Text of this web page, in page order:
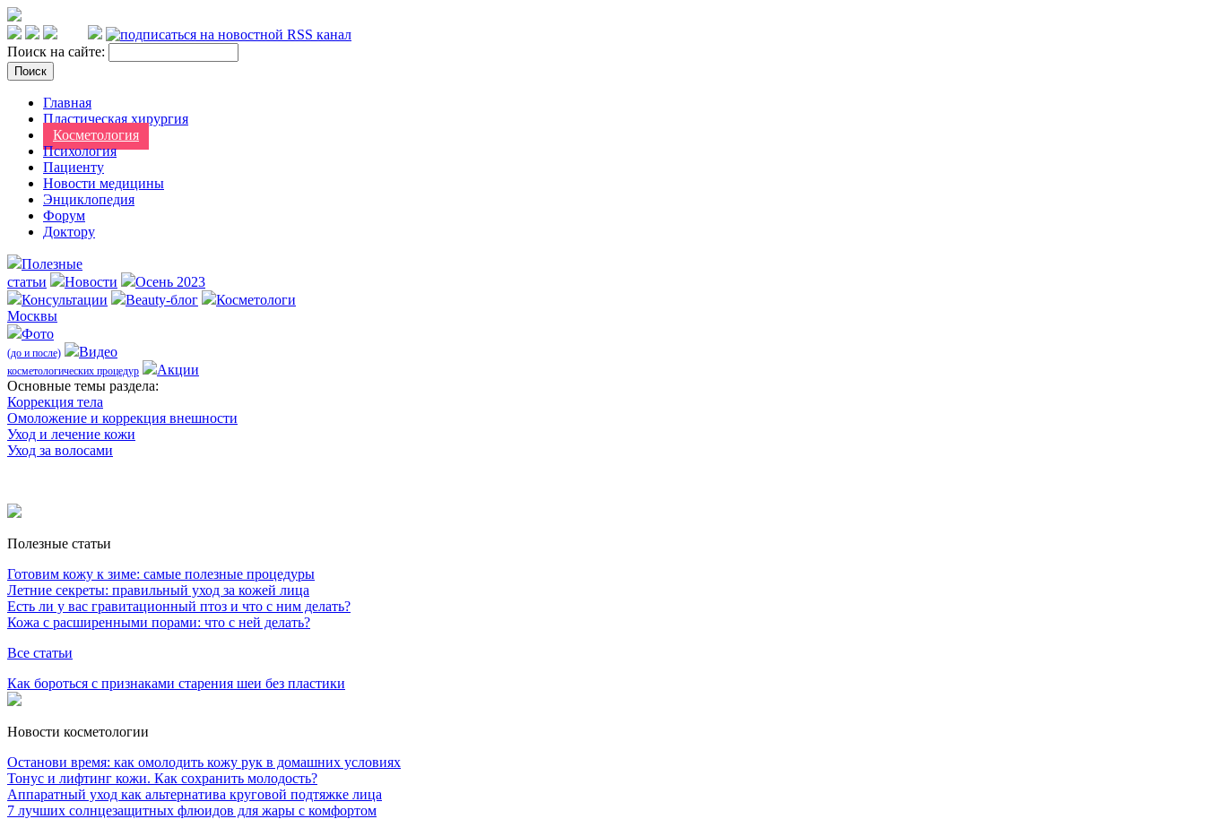
Поиск на сайте:
Главная
Пластическая хирургия
Косметология
Психология
Пациенту
Новости медицины
Энциклопедия
Форум
Доктору
Полезные
статьи
Новости
Осень 2023
Консультации
Beauty-блог
Косметологи
Москвы
Фото
(до и после) Видео
косметологических процедур
Акции
Оcновные темы раздела:
Коррекция тела
Омоложение и коррекция внешности
Уход и лечение кожи
Уход за волосами
Полезные статьи
Готовим кожу к зиме: самые полезные процедуры
Летние секреты: правильный уход за кожей лица
Есть ли у вас гравитационный птоз и что с ним делать?
Кожа с расширенными порами: что с ней делать?
Все статьи
Как бороться с признаками старения шеи без пластики
Новости косметологии
Останови время: как омолодить кожу рук в домашних условиях
Тонус и лифтинг кожи. Как сохранить молодость?
Аппаратный уход как альтернатива круговой подтяжке лица
7 лучших солнцезащитных флюидов для жары с комфортом